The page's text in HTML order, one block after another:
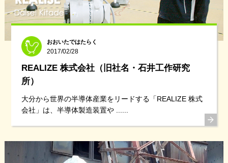
おおいたではたらく
2017/02/28
REALIZE 株式会社（旧社名・石井工作研究
所）
大分から世界の半導体産業をリードする「REALIZE 株式
会社」は、半導体製造装置や ......